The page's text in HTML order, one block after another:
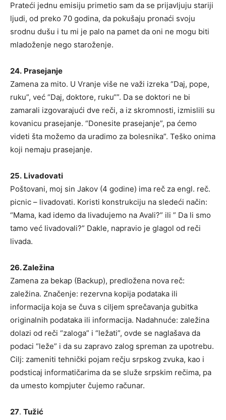
Prateći jednu emisiju primetio sam da se prijavljuju stariji
ljudi, od preko 70 godina, da pokušaju pronaći svoju
srodnu dušu i tu mi je palo na pamet da oni ne mogu biti
mladoženje nego staroženje.
24. Prasejanje
Zamena za mito. U Vranje više ne važi izreka “Daj, pope,
ruku”, već “Daj, doktore, ruku“”. Da se doktori ne bi
zamarali izgovarajući dve reči, a iz skromnosti, izmislili su
kovanicu prasejanje. “Donesite prasejanje”, pa ćemo
videti šta možemo da uradimo za bolesnika”. Teško onima
koji nemaju prasejanje.
25. Livadovati
Poštovani, moj sin Jakov (4 godine) ima reč za engl. reč.
picnic – livadovati. Koristi konstrukciju na sledeći način:
“Mama, kad idemo da livadujemo na Avali?” ili ” Da li smo
tamo već livadovali?” Dakle, napravio je glagol od reči
livada.
26. Zaležina
Zamena za bekap (Backup), predložena nova reč:
zaležina. Značenje: rezervna kopija podataka ili
informacija koja se čuva s ciljem sprečavanja gubitka
originalnih podataka ili informacija. Nadahnuće: zaležina
dolazi od reči “zaloga” i “ležati”, ovde se naglašava da
podaci “leže” i da su zapravo zalog spreman za upotrebu.
Cilj: zameniti tehnički pojam rečju srpskog zvuka, kao i
podsticaj informatičarima da se služe srpskim rečima, pa
da umesto kompjuter čujemo računar.
27. Tužić